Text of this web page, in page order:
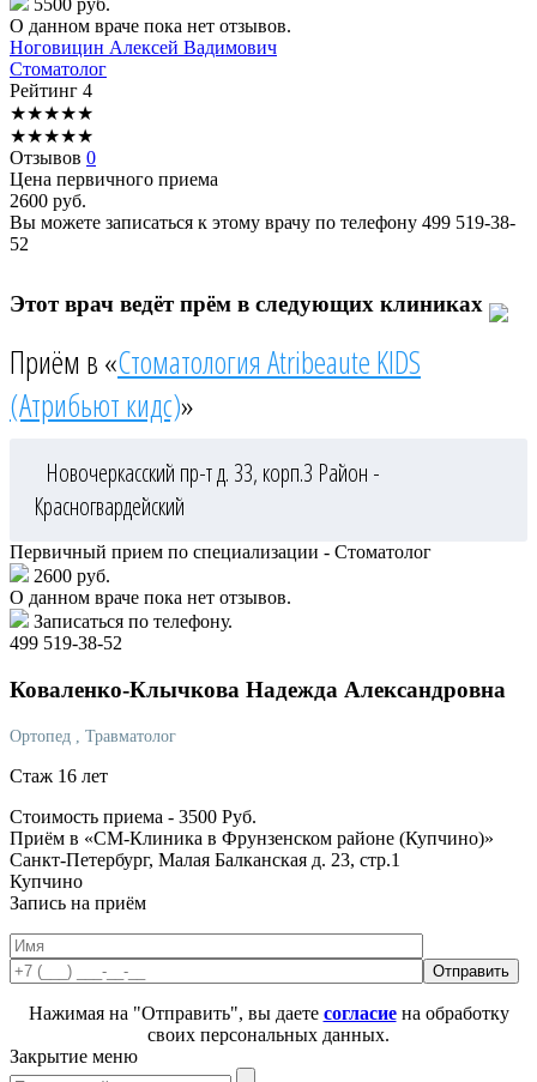
5500 руб.
О данном враче пока нет отзывов.
Ноговицин Алексей Вадимович
Стоматолог
Рейтинг 4
★★★★★
★★★★★
Отзывов 0
Цена первичного приема
2600 руб.
Вы можете записаться к этому врачу по телефону 499 519-38-
52
Этот врач ведёт прём в следующих клиниках
Приём в «Стоматология Atribeaute KIDS
(Атрибьют кидс)»
Новочеркасский пр-т д. 33, корп.3 Район -
Красногвардейский
Первичный прием по специализации - Стоматолог
2600 руб.
О данном враче пока нет отзывов.
Записаться по телефону.
499 519-38-52
Коваленко-Клычкова Надежда Александровна
Ортопед , Травматолог
Стаж 16 лет
Стоимость приема - 3500 Руб.
Приём в «СМ-Клиника в Фрунзенском районе (Купчино)»
Санкт-Петербург, Малая Балканская д. 23, стр.1
Купчино
Запись на приём
Нажимая на "Отправить", вы даете согласиена обработку
своих персональных данных.
Закрытие меню